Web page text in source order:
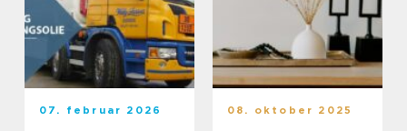
07. februar 2026 08. oktober 2025